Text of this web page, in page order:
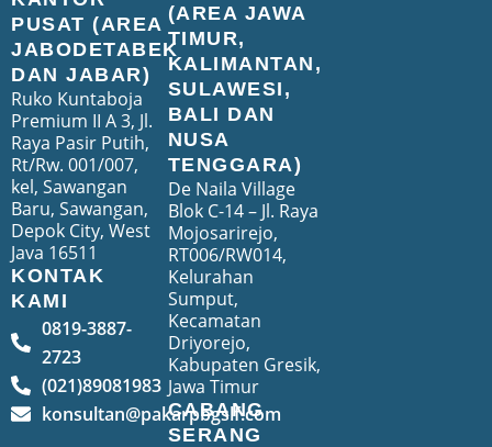
PUSAT (AREA
JABODETABEK
DAN JABAR)
Ruko Kuntaboja
Premium II A 3, Jl.
Raya Pasir Putih,
Rt/Rw. 001/007,
kel, Sawangan
Baru, Sawangan,
Depok City, West
Java 16511
KONTAK
KAMI
0819-3887-
2723
(021)89081983
konsultan@pakarpbgslf.com
(AREA JAWA
TIMUR,
KALIMANTAN,
SULAWESI,
BALI DAN
NUSA
TENGGARA)
De Naila Village
Blok C-14 – Jl. Raya
Mojosarirejo,
RT006/RW014,
Kelurahan
Sumput,
Kecamatan
Driyorejo,
Kabupaten Gresik,
Jawa Timur
CABANG
SERANG